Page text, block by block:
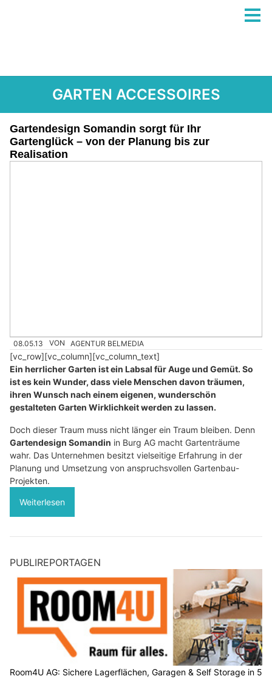
GARTEN ACCESSOIRES
Gartendesign Somandin sorgt für Ihr
Gartenglück – von der Planung bis zur
Realisation
08.05.13 VON AGENTUR BELMEDIA
[vc_row][vc_column][vc_column_text]
Ein herrlicher Garten ist ein Labsal für Auge und Gemüt. So
ist es kein Wunder, dass viele Menschen davon träumen,
ihren Wunsch nach einem eigenen, wunderschön
gestalteten Garten Wirklichkeit werden zu lassen.
Doch dieser Traum muss nicht länger ein Traum bleiben. Denn
Gartendesign Somandin in Burg AG macht Gartenträume
wahr. Das Unternehmen besitzt vielseitige Erfahrung in der
Planung und Umsetzung von anspruchsvollen Gartenbau-
Projekten.
Weiterlesen
PUBLIREPORTAGEN
Room4U AG: Sichere Lagerflächen, Garagen & Self Storage in 5